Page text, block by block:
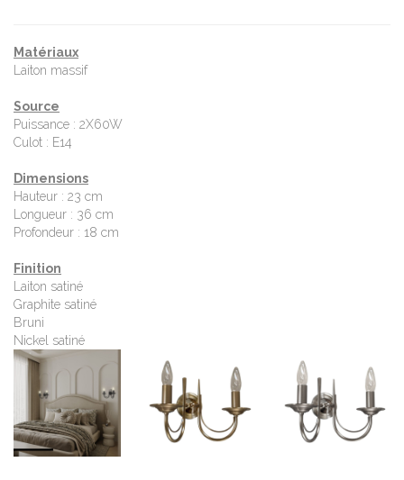
Matériaux
Laiton massif
Source
Puissance : 2X60W
Culot : E14
Dimensions
Hauteur : 23 cm
Longueur : 36 cm
Profondeur : 18 cm
Finition
Laiton satiné
Graphite satiné
Bruni
Nickel satiné